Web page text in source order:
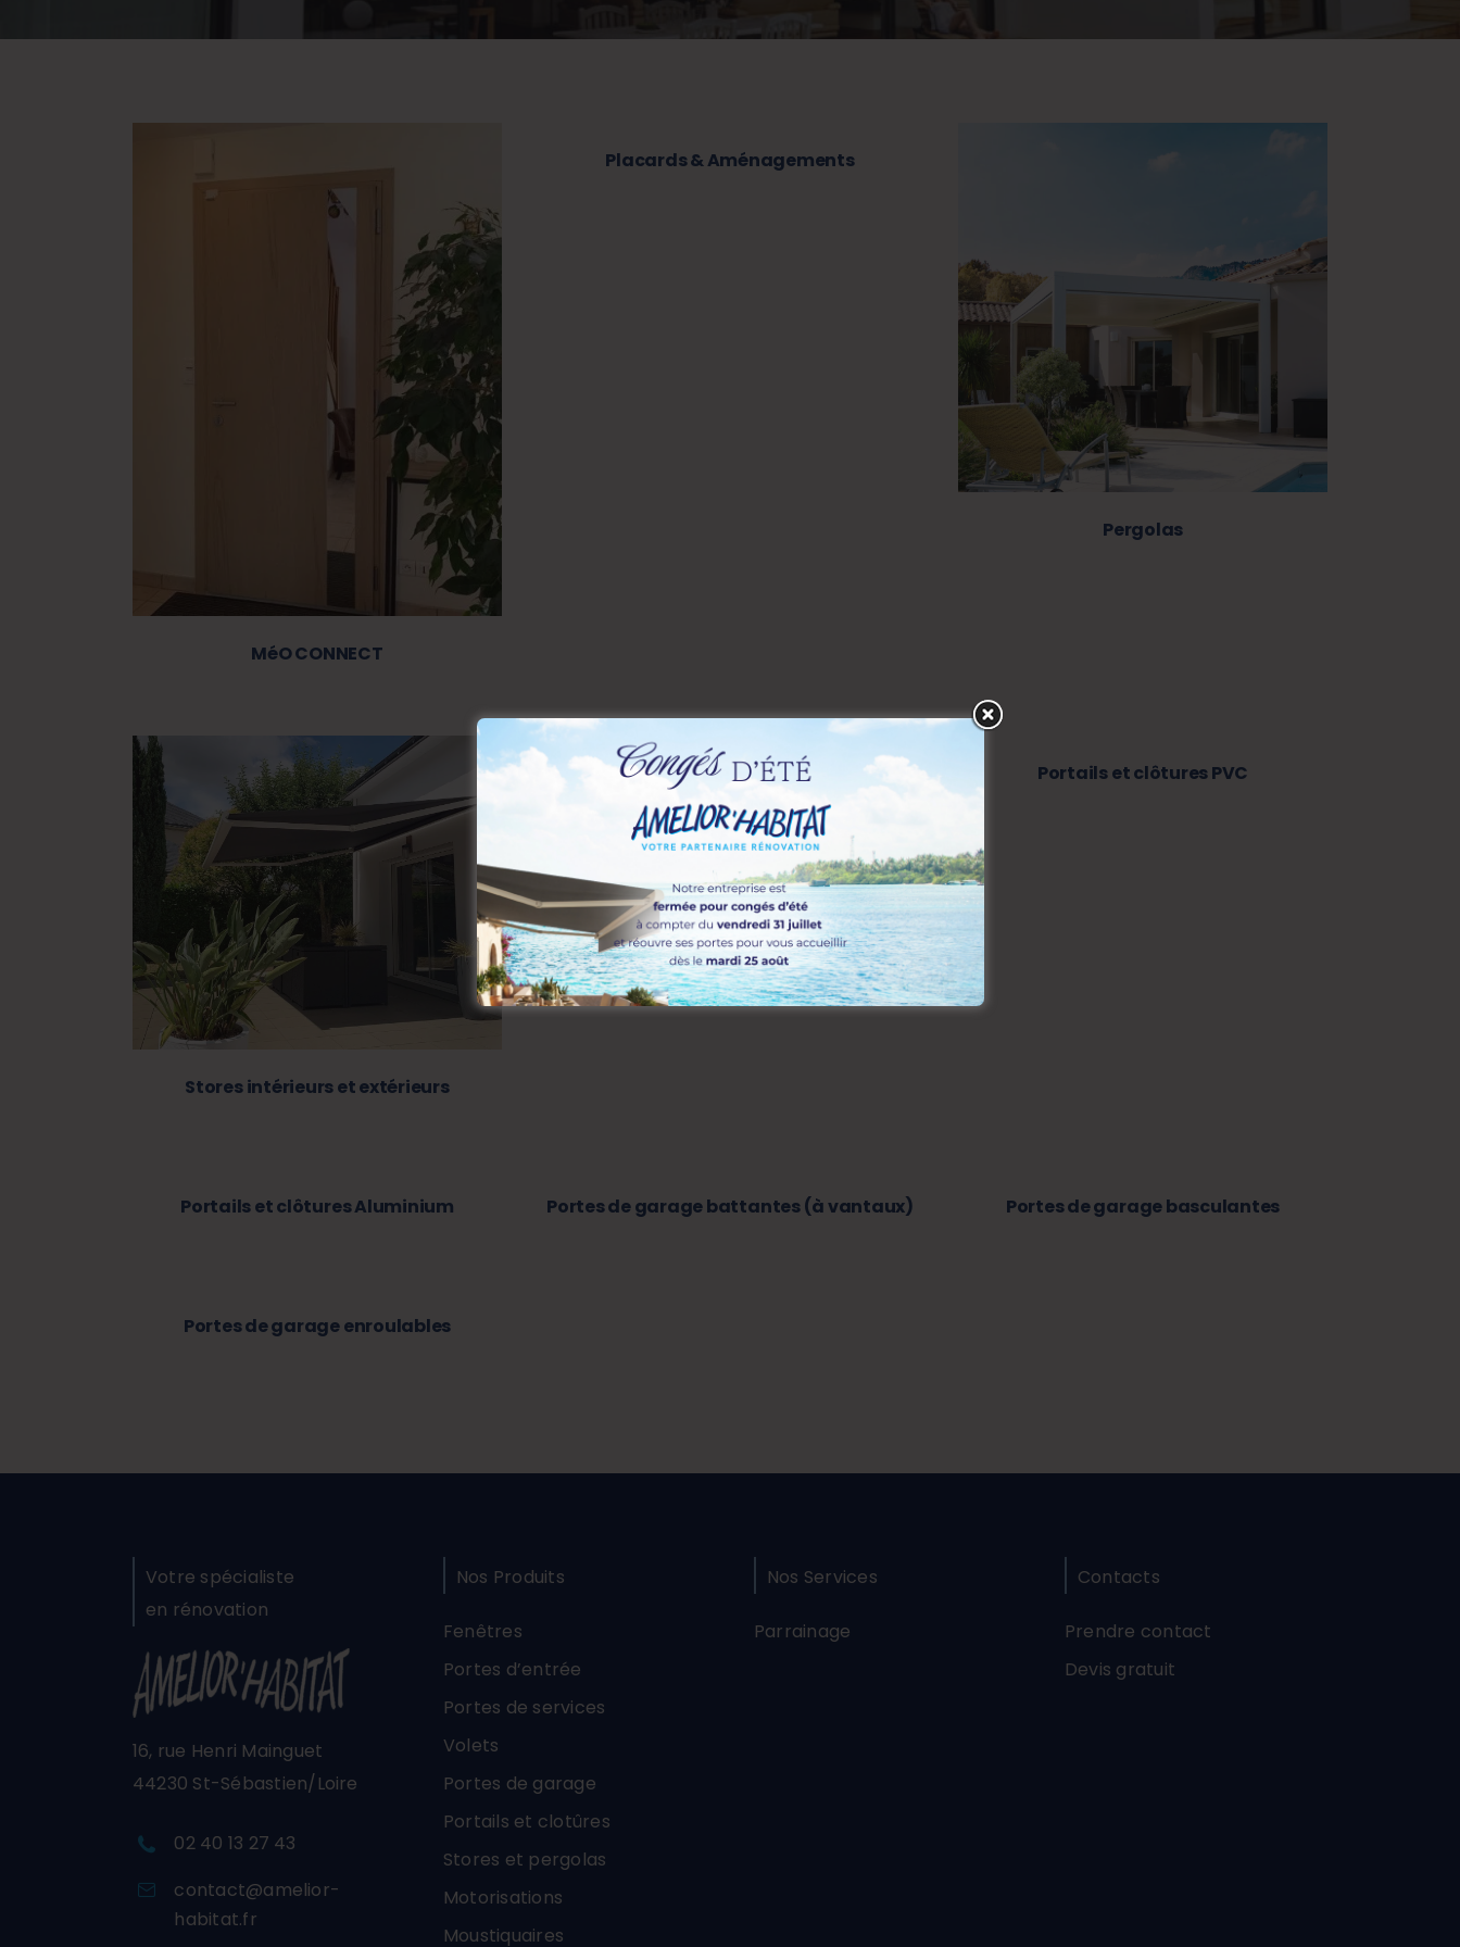
MéO CONNECT
Placards & Aménagements
Pergolas
Stores intérieurs et extérieurs
Motorisations Portails et clôtures PVC
Portails et clôtures Aluminium Portes de garage battantes (à vantaux) Portes de garage basculantes
Portes de garage enroulables
Votre spécialiste
en rénovation
16, rue Henri Mainguet
44230 St-Sébastien/Loire
02 40 13 27 43
contact@amelior-
habitat.fr
Nos Produits
Fenêtres
Portes d’entrée
Portes de services
Volets
Portes de garage
Portails et clotûres
Stores et pergolas
Motorisations
Moustiquaires
Nos Services
Parrainage
Contacts
Prendre contact
Devis gratuit